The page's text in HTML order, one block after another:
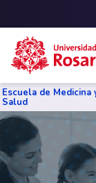
Pasar al contenido
Escuela de Medicina
Salud